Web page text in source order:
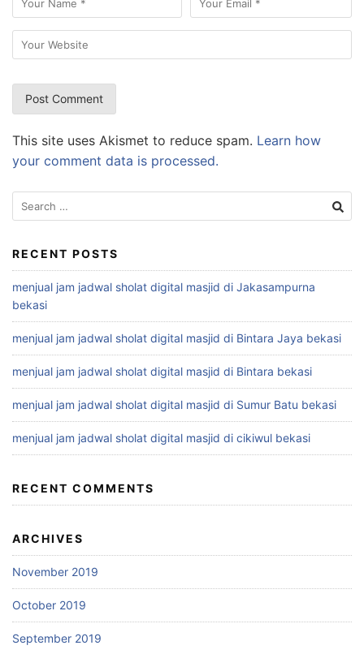
This site uses Akismet to reduce spam. Learn how
your comment data is processed.
Search
for:
RECENT POSTS
menjual jam jadwal sholat digital masjid di Jakasampurna
bekasi
menjual jam jadwal sholat digital masjid di Bintara Jaya bekasi
menjual jam jadwal sholat digital masjid di Bintara bekasi
menjual jam jadwal sholat digital masjid di Sumur Batu bekasi
menjual jam jadwal sholat digital masjid di cikiwul bekasi
RECENT COMMENTS
ARCHIVES
November 2019
October 2019
September 2019